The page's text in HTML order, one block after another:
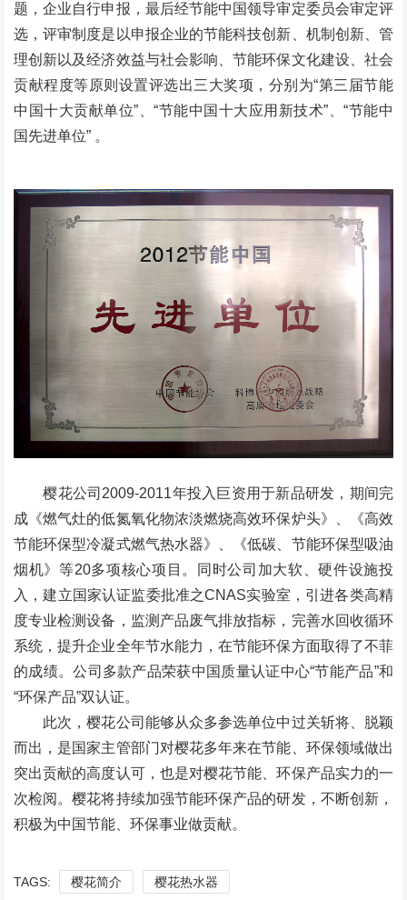
题，企业自行申报，最后经节能中国领导审定委员会审定评
选，评审制度是以申报企业的节能科技创新、机制创新、管
理创新以及经济效益与社会影响、节能环保文化建设、社会
贡献程度等原则设置评选出三大奖项，分别为“第三届节能
中国十大贡献单位”、“节能中国十大应用新技术”、“节能中
国先进单位” 。
樱花公司2009-2011年投入巨资用于新品研发，期间完
成《燃气灶的低氮氧化物浓淡燃烧高效环保炉头》、《高效
节能环保型冷凝式燃气热水器》、《低碳、节能环保型吸油
烟机》等20多项核心项目。同时公司加大软、硬件设施投
入，建立国家认证监委批准之CNAS实验室，引进各类高精
度专业检测设备，监测产品废气排放指标，完善水回收循环
系统，提升企业全年节水能力，在节能环保方面取得了不菲
的成绩。公司多款产品荣获中国质量认证中心“节能产品”和
“环保产品”双认证。
此次，樱花公司能够从众多参选单位中过关斩将、脱颖
而出，是国家主管部门对樱花多年来在节能、环保领域做出
突出贡献的高度认可，也是对樱花节能、环保产品实力的一
次检阅。樱花将持续加强节能环保产品的研发，不断创新，
积极为中国节能、环保事业做贡献。
TAGS: 樱花简介 樱花热水器